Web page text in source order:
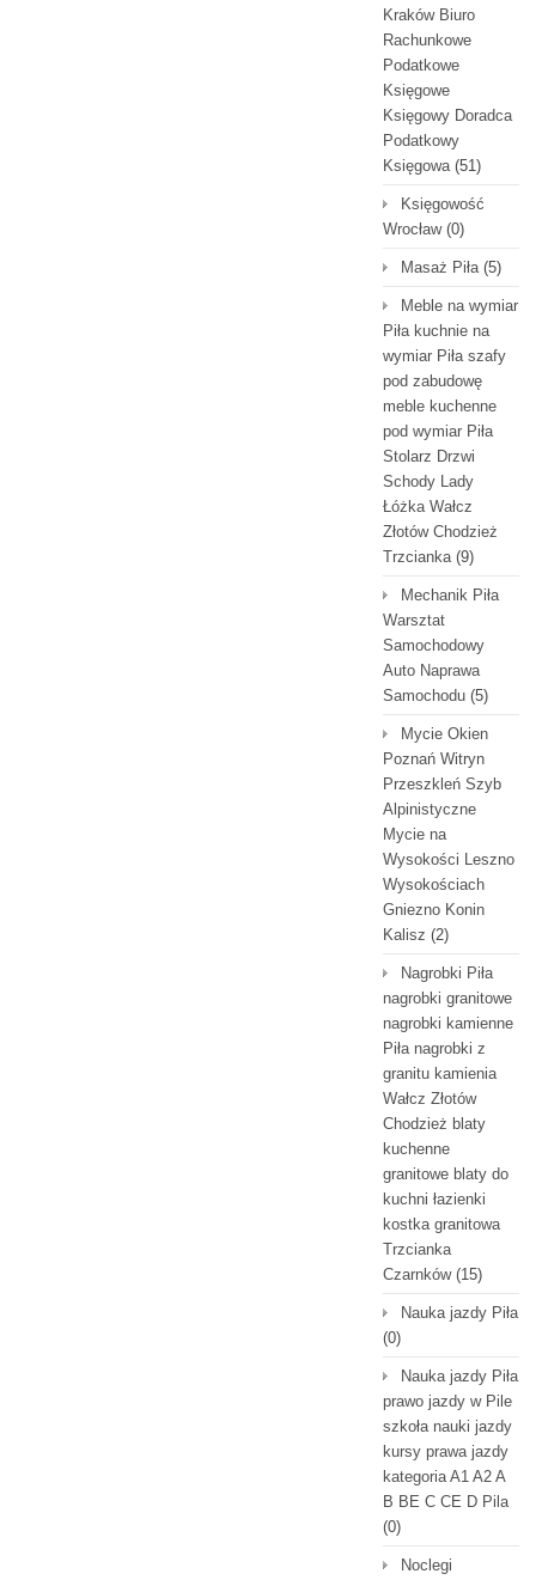
Kraków Biuro
Rachunkowe
Podatkowe
Księgowe
Księgowy Doradca
Podatkowy
Księgowa(51)
Księgowość
Wrocław(0)
Masaż Piła(5)
Meble na wymiar
Piła kuchnie na
wymiar Piła szafy
pod zabudowę
meble kuchenne
pod wymiar Piła
Stolarz Drzwi
Schody Lady
Łóżka Wałcz
Złotów Chodzież
Trzcianka(9)
Mechanik Piła
Warsztat
Samochodowy
Auto Naprawa
Samochodu (5)
Mycie Okien
Poznań Witryn
Przeszkleń Szyb
Alpinistyczne
Mycie na
Wysokości Leszno
Wysokościach
Gniezno Konin
Kalisz (2)
Nagrobki Piła
nagrobki granitowe
nagrobki kamienne
Piła nagrobki z
granitu kamienia
Wałcz Złotów
Chodzież blaty
kuchenne
granitowe blaty do
kuchni łazienki
kostka granitowa
Trzcianka
Czarnków(15)
Nauka jazdy Piła
(0)
Nauka jazdy Piła
prawo jazdy w Pile
szkoła nauki jazdy
kursy prawa jazdy
kategoria A1 A2 A
B BE C CE D Pila
(0)
Noclegi